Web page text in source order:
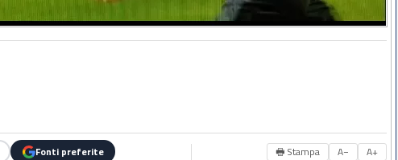
Fonti preferite 🖶 Stampa A− A+